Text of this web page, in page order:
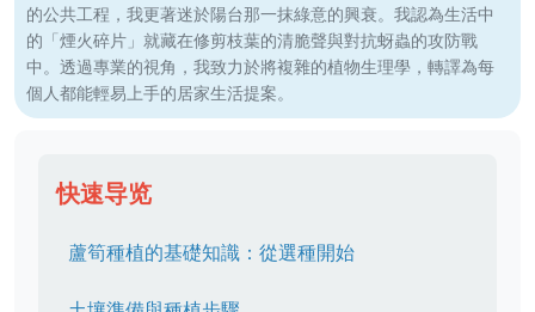
的公共工程，我更著迷於陽台那一抹綠意的興衰。我認為生活中
的「煙火碎片」就藏在修剪枝葉的清脆聲與對抗蚜蟲的攻防戰
中。透過專業的視角，我致力於將複雜的植物生理學，轉譯為每
個人都能輕易上手的居家生活提案。
快速导览
蘆筍種植的基礎知識：從選種開始